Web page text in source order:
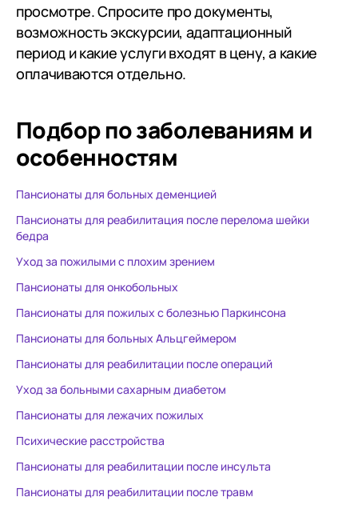
просмотре. Спросите про документы,
возможность экскурсии, адаптационный
период и какие услуги входят в цену, а какие
оплачиваются отдельно.
Подбор по заболеваниям и
особенностям
Пансионаты для больных деменцией
Пансионаты для реабилитация после перелома шейки
бедра
Уход за пожилыми с плохим зрением
Пансионаты для онкобольных
Пансионаты для пожилых с болезнью Паркинсона
Пансионаты для больных Альцгеймером
Пансионаты для реабилитации после операций
Уход за больными сахарным диабетом
Пансионаты для лежачих пожилых
Психические расстройства
Пансионаты для реабилитации после инсульта
Пансионаты для реабилитации после травм